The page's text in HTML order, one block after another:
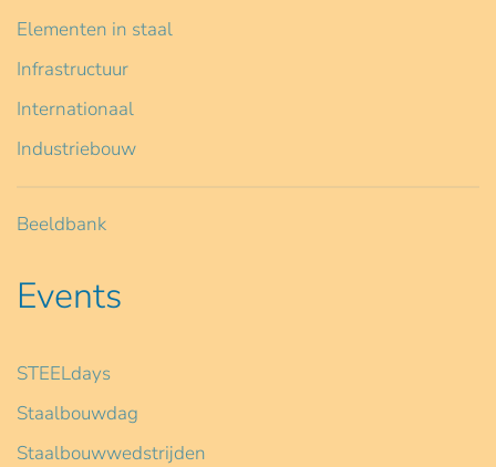
Elementen in staal
Infrastructuur
Internationaal
Industriebouw
Beeldbank
Events
STEELdays
Staalbouwdag
Staalbouwwedstrijden